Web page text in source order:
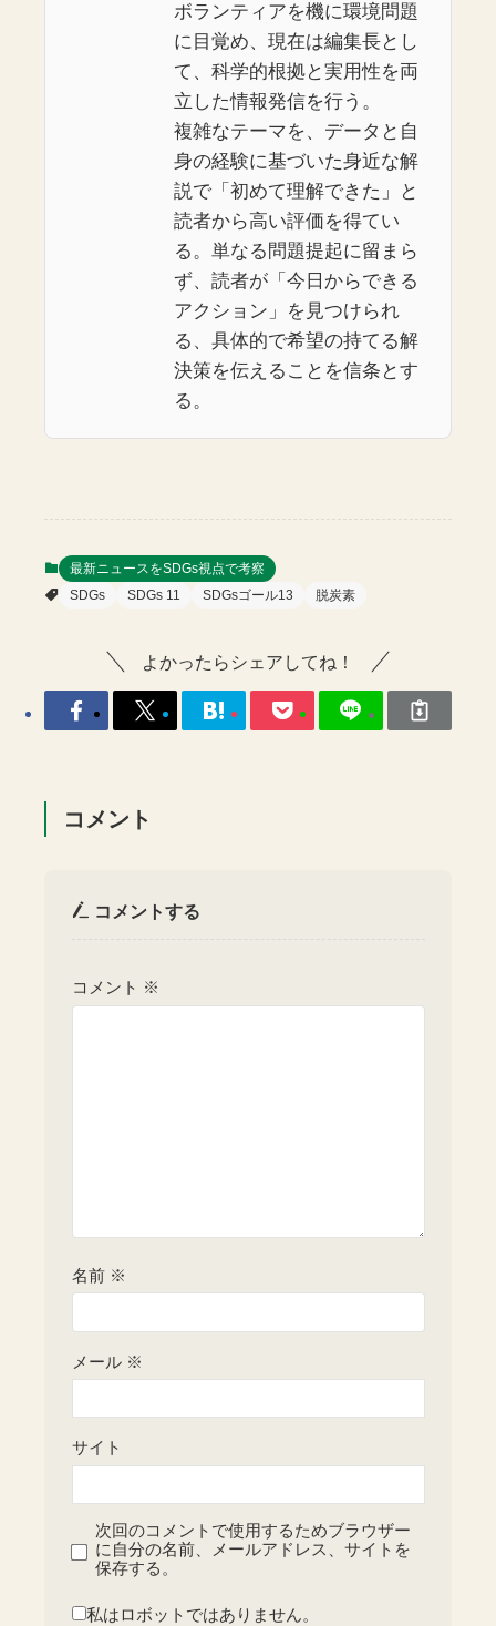
ボランティアを機に環境問題
に目覚め、現在は編集長とし
て、科学的根拠と実用性を両
立した情報発信を行う。
複雑なテーマを、データと自
身の経験に基づいた身近な解
説で「初めて理解できた」と
読者から高い評価を得てい
る。単なる問題提起に留まら
ず、読者が「今日からできる
アクション」を見つけられ
る、具体的で希望の持てる解
決策を伝えることを信条とす
る。
最新ニュースをSDGs視点で考察
SDGs
SDGs 11 SDGsゴール13 脱炭素
よかったらシェアしてね！
コメント
コメントする
コメント ※
名前 ※
メール ※
サイト
次回のコメントで使用するためブラウザー
に自分の名前、メールアドレス、サイトを
保存する。
私はロボットではありません。